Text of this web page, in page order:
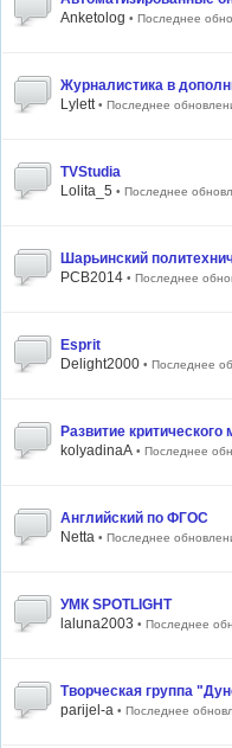
Anketolog • Последнее
Журналистика в
Lylett • Последнее
ТVStudia
Lolita_5 • Последнее
Шарьинский
PCB2014 • Последнее
Esprit
Delight2000 • Последнее
Развитие
kolyadinaA • Последнее
Английский по ФГОС
Netta • Последнее
УМК SPOTLIGHT
laluna2003 • Последнее
Творческая группа
parijel-a • Последнее